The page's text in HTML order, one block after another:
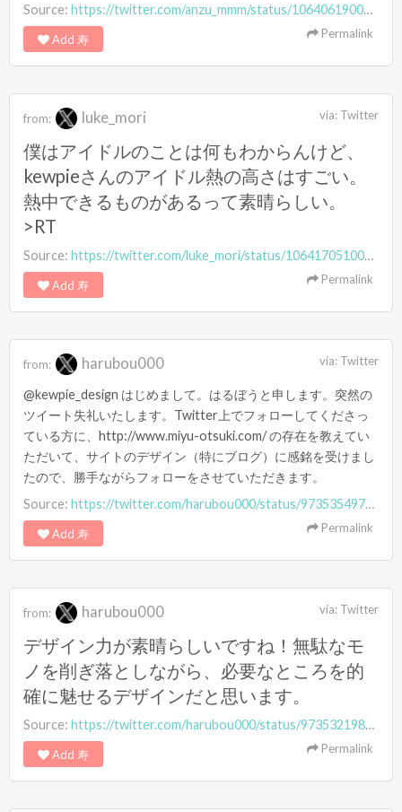
Source: https://twitter.com/anzu_mmm/status/1064061900189626368
Add 寿 Permalink
from: luke_mori via: Twitter
僕はアイドルのことは何もわからんけど、
kewpieさんのアイドル熱の高さはすごい。
熱中できるものがあるって素晴らしい。
>RT
Source: https://twitter.com/luke_mori/status/1064170510072901633
Add 寿 Permalink
from: harubou000 via: Twitter
@kewpie_design はじめまして。はるぼうと申します。突然の
ツイート失礼いたします。Twitter上でフォローしてくださっ
ている方に、http://www.miyu-otsuki.com/ の存在を教えてい
ただいて、サイトのデザイン（特にブログ）に感銘を受けまし
たので、勝手ながらフォローをさせていただきます。
Source: https://twitter.com/harubou000/status/973535497577406466
Add 寿 Permalink
from: harubou000 via: Twitter
デザイン力が素晴らしいですね！無駄なモ
ノを削ぎ落としながら、必要なところを的
確に魅せるデザインだと思います。
Source: https://twitter.com/harubou000/status/973532198618869760
Add 寿 Permalink